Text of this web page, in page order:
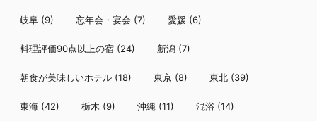
岐阜 (9) 忘年会・宴会 (7) 愛媛 (6)
料理評価90点以上の宿 (24) 新潟 (7)
朝食が美味しいホテル (18) 東京 (8) 東北 (39)
東海 (42) 栃木 (9) 沖縄 (11) 混浴 (14)